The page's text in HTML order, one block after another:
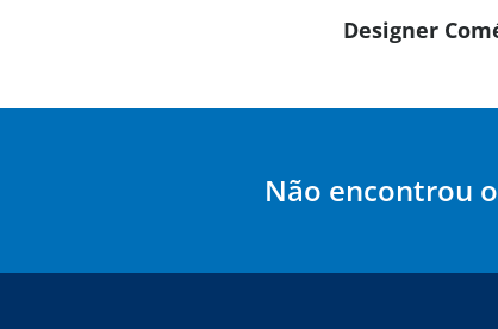
Designer
Não encontrou